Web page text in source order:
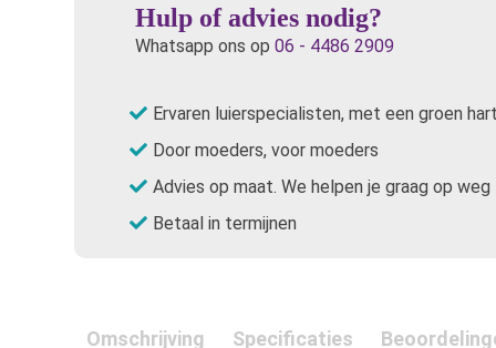
Hulp of advies nodig?
Whatsapp ons op 06 - 4486 2909
Ervaren luierspecialisten, met een groen hart
Door moeders, voor moeders
Advies op maat. We helpen je graag op weg
Betaal in termijnen
Omschrijving Specificaties